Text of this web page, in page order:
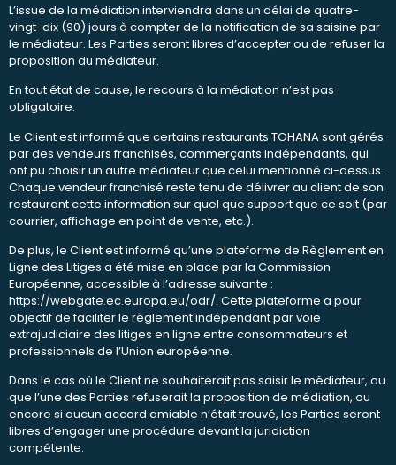
L’issue de la médiation interviendra dans un délai de quatre-
vingt-dix (90) jours à compter de la notification de sa saisine par
le médiateur. Les Parties seront libres d’accepter ou de refuser la
proposition du médiateur.
En tout état de cause, le recours à la médiation n’est pas
obligatoire.
Le Client est informé que certains restaurants TOHANA sont gérés
par des vendeurs franchisés, commerçants indépendants, qui
ont pu choisir un autre médiateur que celui mentionné ci-dessus.
Chaque vendeur franchisé reste tenu de délivrer au client de son
restaurant cette information sur quel que support que ce soit (par
courrier, affichage en point de vente, etc.).
De plus, le Client est informé qu’une plateforme de Règlement en
Ligne des Litiges a été mise en place par la Commission
Européenne, accessible à l’adresse suivante :
https://webgate.ec.europa.eu/odr/. Cette plateforme a pour
objectif de faciliter le règlement indépendant par voie
extrajudiciaire des litiges en ligne entre consommateurs et
professionnels de l’Union européenne.
Dans le cas où le Client ne souhaiterait pas saisir le médiateur, ou
que l’une des Parties refuserait la proposition de médiation, ou
encore si aucun accord amiable n’était trouvé, les Parties seront
libres d’engager une procédure devant la juridiction
compétente.